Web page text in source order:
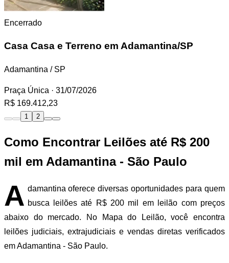
Encerrado
Casa Casa e Terreno em Adamantina/SP
Adamantina / SP
Praça Única · 31/07/2026
R$ 169.412,23
1 2
Como Encontrar Leilões até R$ 200
mil em Adamantina - São Paulo
A damantina oferece diversas oportunidades para quem
busca leilões até R$ 200 mil em leilão com preços
abaixo do mercado. No Mapa do Leilão, você encontra
leilões judiciais, extrajudiciais e vendas diretas verificados
em Adamantina - São Paulo.